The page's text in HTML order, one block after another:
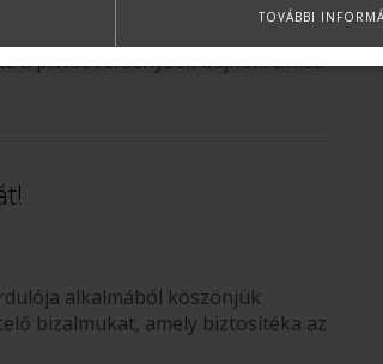
második alkalommal a 2015. évi
a privát versenyzők bajnoki címét.
alkalmából köszönjük
bizalmukat, amely biztosítéka az
TOVÁBBI